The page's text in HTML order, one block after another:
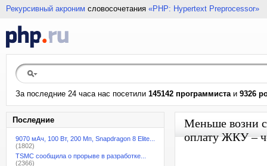
Рекурсивный акроним словосочетания «PHP: Hypertext Preprocessor»
За последние 24 часа нас посетили 145142 программистаи 9326
Последние
9070 мАч, 100 Вт, 200 Мп, Snapdragon 8 Elite...
(1802)
TSMC сообщила о прорыве в разработке...
(2366)
Меньше возни
оплату ЖКУ –